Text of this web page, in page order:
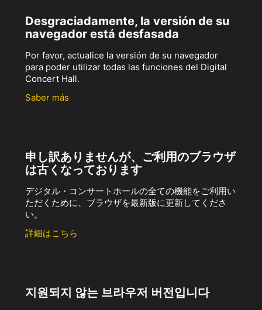
Desgraciadamente, la versión de su
navegador está desfasada
Por favor, actualice la versión de su navegador
para poder utilizar todas las funciones del Digital
Concert Hall.
Saber más
申し訳ありませんが、ご利用のブラウザ
は古くなっております
デジタル・コンサートホールの全ての機能をご利用い
ただくために、ブラウザを最新版に更新してくださ
い。
詳細はこちら
지원되지 않는 브라우저 버전입니다